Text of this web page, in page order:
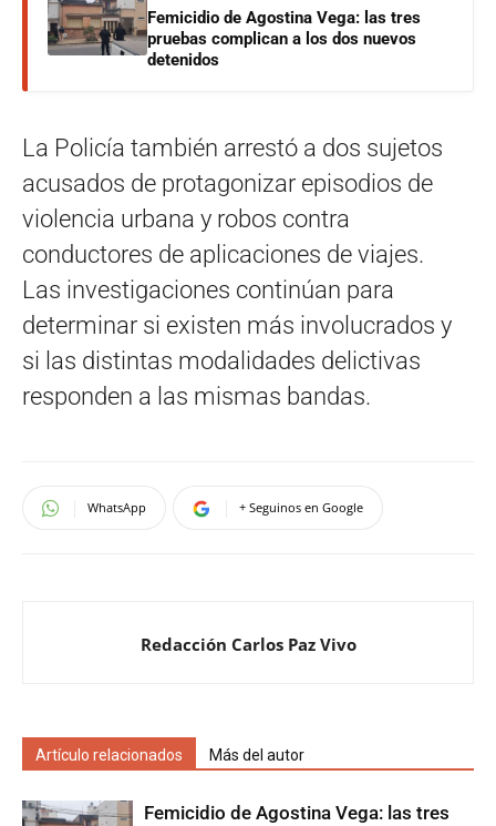
Femicidio de Agostina Vega: las tres
pruebas complican a los dos nuevos
detenidos
La Policía también arrestó a dos sujetos
acusados de protagonizar episodios de
violencia urbana y robos contra
conductores de aplicaciones de viajes.
Las investigaciones continúan para
determinar si existen más involucrados y
si las distintas modalidades delictivas
responden a las mismas bandas.
WhatsApp + Seguinos en Google
Redacción Carlos Paz Vivo
Artículo relacionados Más del autor
Femicidio de Agostina Vega: las tres